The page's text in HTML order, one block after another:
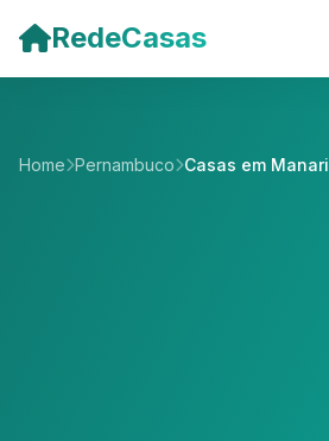
RedeCasas
Home Pernambuco Casas em Manari